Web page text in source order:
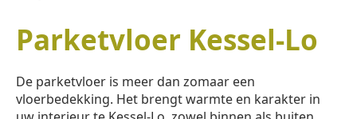
Parketvloer Kessel-Lo
De parketvloer is meer dan zomaar een
vloerbedekking. Het brengt warmte en karakter in